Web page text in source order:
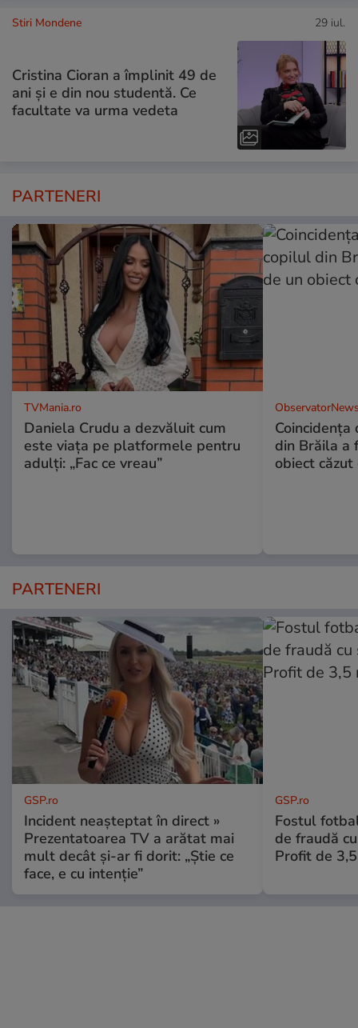
Stiri Mondene 29 iul.
Cristina Cioran a împlinit 49 de
ani și e din nou studentă. Ce
facultate va urma vedeta
PARTENERI
TVMania.ro
Daniela Crudu a dezvăluit cum
este viața pe platformele pentru
adulți: „Fac ce vreau”
Coincidența
din Brăila a
obiect căzut
PARTENERI
GSP.ro
Incident neașteptat în direct »
Prezentatoarea TV a arătat mai
mult decât și-ar fi dorit: „Știe ce
face, e cu intenție”
GSP.ro
Fostul
de fraudă
Profit de